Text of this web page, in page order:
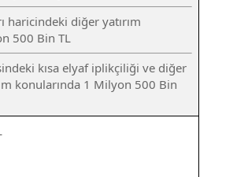
haricindeki diğer yatırım
500 Bin TL
kısa elyaf iplikçiliği ve diğer
konularında 1 Milyon 500 Bin